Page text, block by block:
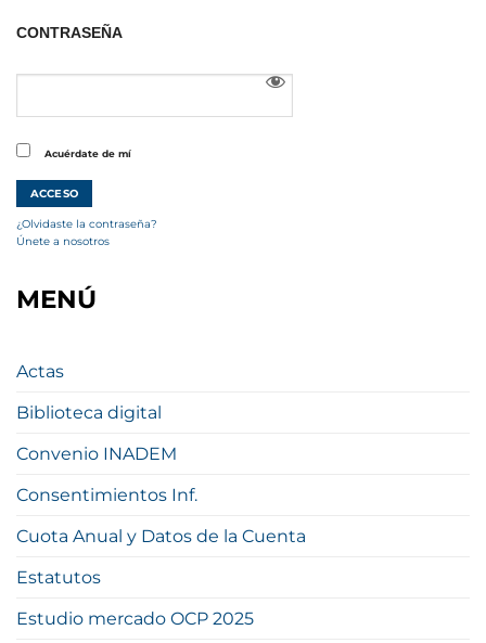
CONTRASEÑA
Acuérdate de mí
¿Olvidaste la contraseña?
Únete a nosotros
MENÚ
Actas
Biblioteca digital
Convenio INADEM
Consentimientos Inf.
Cuota Anual y Datos de la Cuenta
Estatutos
Estudio mercado OCP 2025